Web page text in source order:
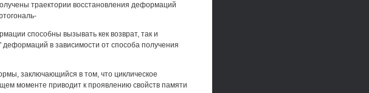
траектории восстановления деформаций
способны вызывать кек возврат, так и
в зависимости от способа получения
заключающийся в том, что циклическое
моменте приводит к проявлению свойств памяти